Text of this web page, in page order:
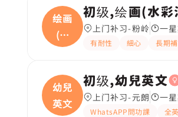
绘画
(水
彩
初级,绘画(水
上门补习-粉岭 一
有耐性 細心 長期
幼兒
英文
初级,幼兒英文
上门补习-元朗 一
WhatsAPP問功課 全